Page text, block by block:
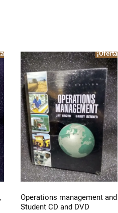
¡Oferta!
Operations management and
Student CD and DVD